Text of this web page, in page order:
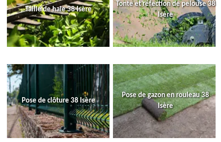
Taille de haie 38 Isère
Tonte et réfection de pelouse 38
Isère
Pose de clôture 38 Isère
Pose de gazon en rouleau 38
Isère